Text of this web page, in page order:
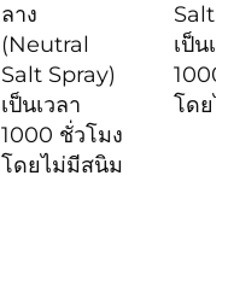
ลาง
(Neutral
Salt Spray)
เป็นเวลา
1000 ชั่วโมง
โดยไม่มีสนิม
Salt
เป็นเ
1000
โดยไ